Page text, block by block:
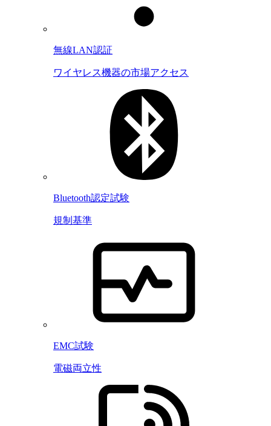
無線LAN認証
ワイヤレス機器の市場アクセス
Bluetooth認定試験
規制基準
EMC試験
電磁両立性